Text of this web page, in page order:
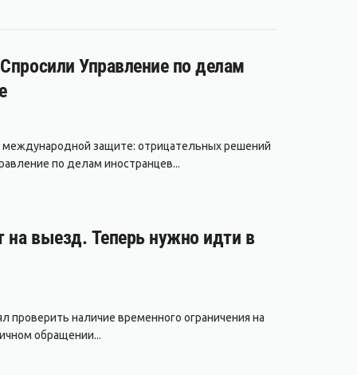
Управление по делам
международной защите: отрицательных решений
по делам иностранцев...
на выезд. Теперь нужно идти в
проверить наличие временного ограничения на
обращении...